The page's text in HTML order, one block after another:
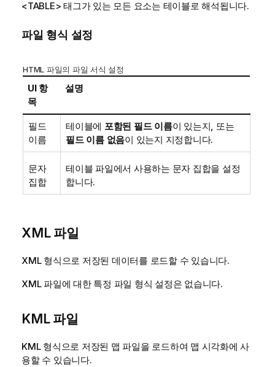
<TABLE> 태그가 있는 모든 요소는 테이블로 해석됩니다.
파일 형식 설정
HTML 파일의 파일 서식 설정
UI 항
목
설명
필드
이름
테이블에 포함된 필드 이름이 있는지, 또는
필드 이름 없음이 있는지 지정합니다.
문자
집합
테이블 파일에서 사용하는 문자 집합을 설정
합니다.
XML파일
XML형식으로 저장된 데이터를 로드할 수 있습니다.
XML파일에 대한 특정 파일 형식 설정은 없습니다.
KML파일
KML형식으로 저장된 맵 파일을 로드하여 맵 시각화에 사
용할 수 있습니다.